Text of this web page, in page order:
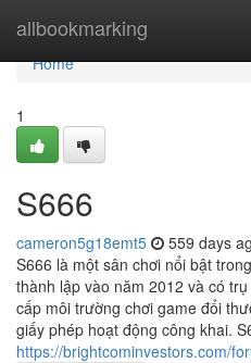
allbookmarking
Home
Home
1
S666
cameron5g18emt5 559 days
S666 là một sân chơi nổi bật
thành lập vào năm 2012 và có
cấp môi trường chơi game đổi
giấy phép hoạt động công khai.
https://brightcominvestors.com/